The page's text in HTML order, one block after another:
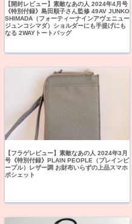
【開封レビュー】素敵なあの人 2024年4月号
《特別付録》島田順子さん監修 49AV JUNKO
SHIMADA（フォーティーナインアヴェニュー
ジュンコシマダ）ショルダーにも手提げにも
なる 2WAYトートバッグ
【フラゲレビュー】素敵なあの人 2024年3月
号《特別付録》PLAIN PEOPLE（プレインピ
ープル）レザー調 お財布いらずの上品スマホ
ポシェット